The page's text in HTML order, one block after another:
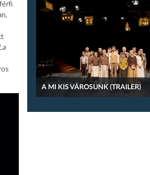
A MI KIS VÁROSUNK (TRAILER)